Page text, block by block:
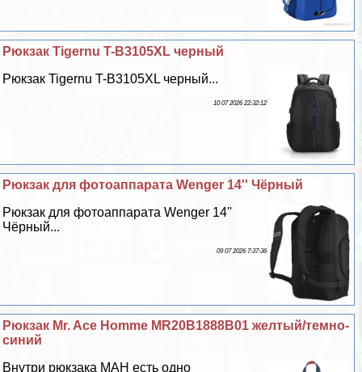
Рюкзак Tigernu T-B3105XL черный
Рюкзак Tigernu T-B3105XL черный...
10 07 2026 22:32:12
Рюкзак для фотоаппарата Wenger 14'' Чёрный
Рюкзак для фотоаппарата Wenger 14''
Чёрный...
09 07 2026 7:37:36
Рюкзак Mr. Ace Homme MR20B1888B01 желтый/темно-
синий
Внутри рюкзака MAH есть одно